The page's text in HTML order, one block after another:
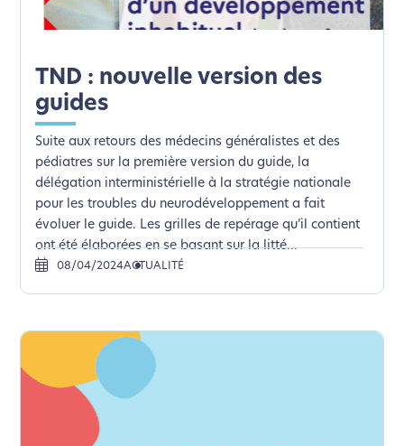
TND : nouvelle version des
guides
Suite aux retours des médecins généralistes et des
pédiatres sur la première version du guide, la
délégation interministérielle à la stratégie nationale
pour les troubles du neurodéveloppement a fait
évoluer le guide. Les grilles de repérage qu’il contient
ont été élaborées en se basant sur la litté...
08/04/2024ACTUALITÉ